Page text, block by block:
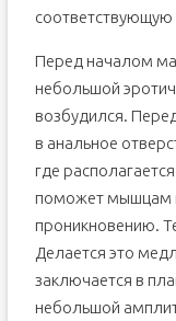
соответствующую
Перед началом
небольшой
возбудился.
в анальное
где
поможет мышцам
проникновению.
Делается это
заключается в
небольшой